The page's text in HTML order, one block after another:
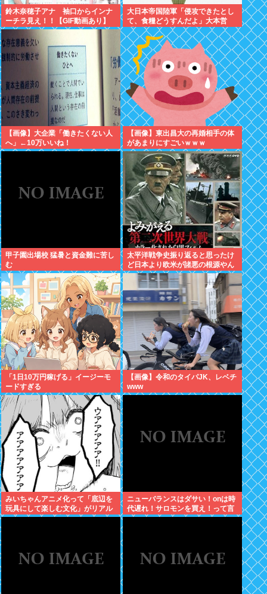
鈴木奈穂子アナ 袖口からインナ
ーチラ見え！！【GIF動画あり】
大日本帝国陸軍「侵攻できたとし
て、食糧どうすんだよ」大本営
「現地調達」陸軍「え？」
【画像】大企業「働きたくない人
へ」←10万いいね！
【画像】東出昌大の再婚相手の体
があまりにすごいｗｗｗ
甲子園出場校 猛暑と資金難に苦し
む
太平洋戦争史振り返ると思ったけ
ど日本より欧米が諸悪の根源やん
「1日10万円稼げる」イージーモ
ードすぎる
【画像】令和のタイパJK、レベチ
www
みいちゃんアニメ化って「底辺を
玩具にして楽しむ文化」がリアル
に出たような気持ち悪さがあるよ
ニューバランスはダサい！onは時
代遅れ！サロモンを買え！って言
われたから買ったんやが